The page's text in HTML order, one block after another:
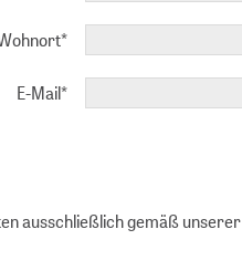
*
E-Mail*
ausschließlich gemäß unserer